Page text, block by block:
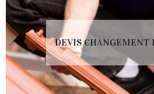
DEVIS CHANGEMENT